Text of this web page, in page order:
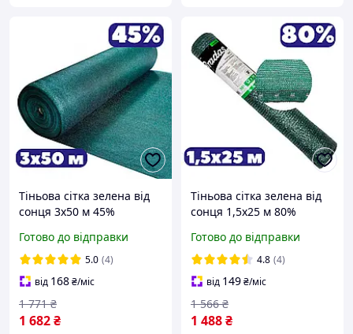
Тіньова сітка зелена від
сонця 3х50 м 45%
сонцезахисна для городу,
квітів та теплиць для тіні
AGN
Готово до відправки
5.0 (4)
від 168₴/міс
1 682₴
1 771 ₴
Тіньова сітка зелена від
сонця 1,5х25 м 80%
паркан для накриття
альтанки та балкону AGN
Готово до відправки
4.8 (4)
від 149₴/міс
1 488₴
1 566 ₴